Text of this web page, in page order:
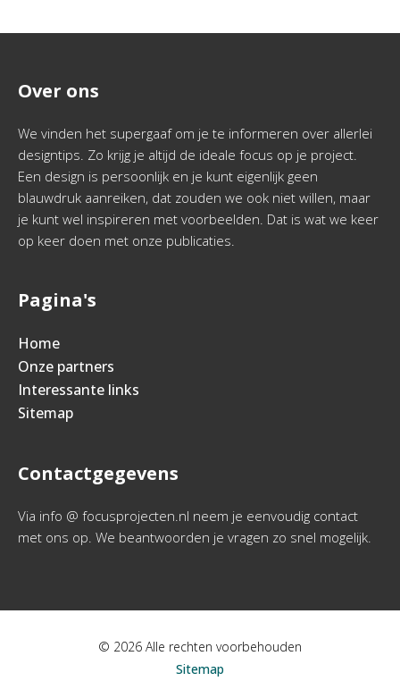
Over ons
We vinden het supergaaf om je te informeren over allerlei
designtips. Zo krijg je altijd de ideale focus op je project.
Een design is persoonlijk en je kunt eigenlijk geen
blauwdruk aanreiken, dat zouden we ook niet willen, maar
je kunt wel inspireren met voorbeelden. Dat is wat we keer
op keer doen met onze publicaties.
Pagina's
Home
Onze partners
Interessante links
Sitemap
Contactgegevens
Via info @ focusprojecten.nl neem je eenvoudig contact
met ons op. We beantwoorden je vragen zo snel mogelijk.
© 2026 Alle rechten voorbehouden
Sitemap